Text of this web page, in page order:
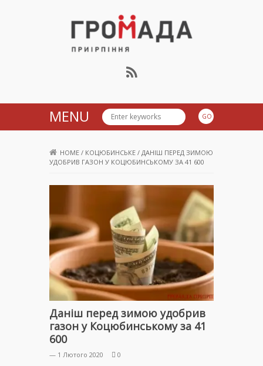
Громада Приірпіння
MENU
HOME / КОЦЮБИНСЬКЕ / ДАНІШ ПЕРЕД ЗИМОЮ
УДОБРИВ ГАЗОН У КОЦЮБИНСЬКОМУ ЗА 41 600
Даніш перед зимою удобрив
газон у Коцюбинському за 41
600
— 1 Лютого 2020 0